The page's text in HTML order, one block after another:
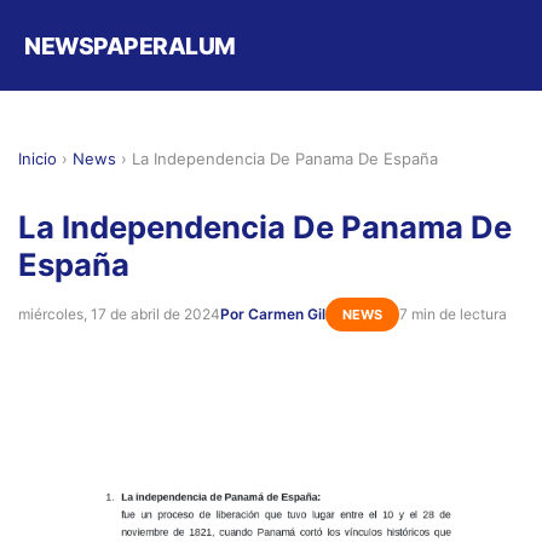
NEWSPAPERALUM
Inicio › News › La Independencia De Panama De España
La Independencia De Panama De
España
miércoles, 17 de abril de 2024Por Carmen Gil NEWS 7 min de lectura